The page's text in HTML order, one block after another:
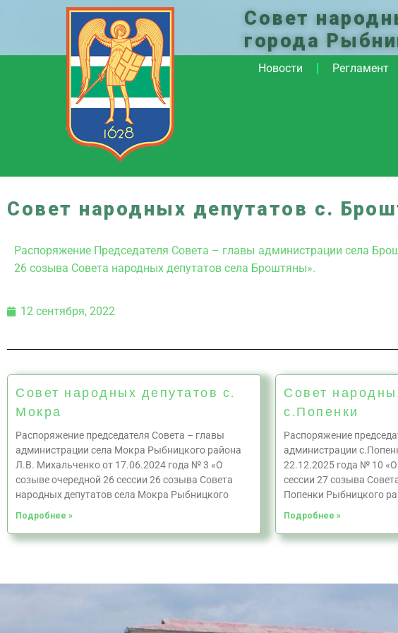
Совет
города
Новости Регламент
Совет народных депутатов с.
Распоряжение Председателя Совета – главы администрации села
26 созыва Совета народных депутатов села Броштяны».
12 сентября, 2022
Совет народных депутатов с.
Мокра
Распоряжение председателя Совета – главы
администрации села Мокра Рыбницкого района
Л.В. Михальченко от 17.06.2024 года № 3 «О
созыве очередной 26 сессии 26 созыва Совета
народных депутатов села Мокра Рыбницкого
Подробнее »
Совет
с.Попенки
Распоряжение
администрации
22.12.2025 года № 10
сессии 27 созыва
Попенки Рыбницкого
Подробнее »